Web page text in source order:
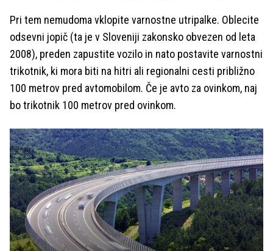
Pri tem nemudoma vklopite varnostne utripalke. Oblecite
odsevni jopič (ta je v Sloveniji zakonsko obvezen od leta
2008), preden zapustite vozilo in nato postavite varnostni
trikotnik, ki mora biti na hitri ali regionalni cesti približno
100 metrov pred avtomobilom. Če je avto za ovinkom, naj
bo trikotnik 100 metrov pred ovinkom.